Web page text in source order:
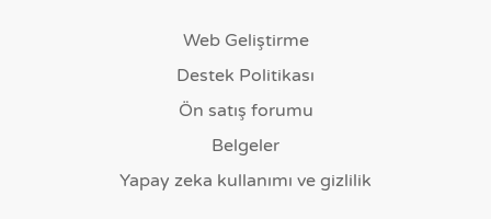
Web Geliştirme
Destek Politikası
Ön satış forumu
Belgeler
Yapay zeka kullanımı ve gizlilik